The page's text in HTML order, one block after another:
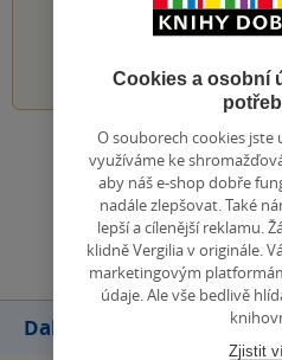
Zobrazit
Přidat
Další knihy autora
Cookies a osobní
O souborech cookies jste
využíváme ke
aby náš e-shop dobře
nadále zlepšovat. Také
lepší a cílenější reklamu.
klidně Vergilia v originále.
marketingovým
údaje. Ale vše bedlivě
Zjistit